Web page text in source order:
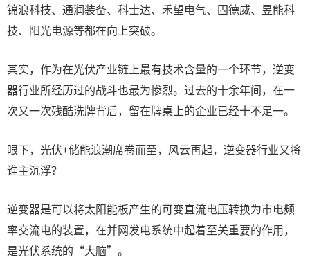
锦浪科技、通润装备、科士达、禾望电气、固德威、昱能科
技、阳光电源等都在向上突破。
其实，作为在光伏产业链上最有技术含量的一个环节，逆变
器行业所经历过的战斗也最为惨烈。过去的十余年间，在一
次又一次残酷洗牌背后，留在牌桌上的企业已经十不足一。
眼下，光伏+储能浪潮席卷而至，风云再起，逆变器行业又将
谁主沉浮？
逆变器是可以将太阳能板产生的可变直流电压转换为市电频
率交流电的装置，在并网发电系统中起着至关重要的作用，
是光伏系统的“大脑”。